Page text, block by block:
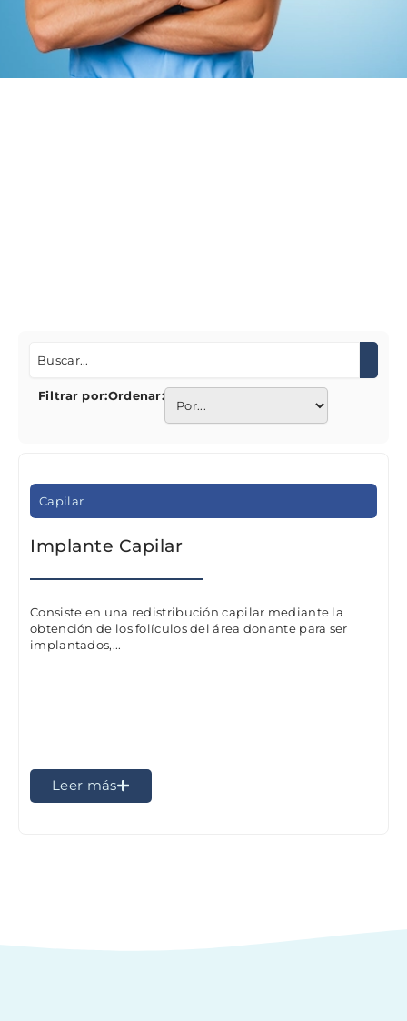
Filtrar por:Ordenar:
Capilar
Implante Capilar
Consiste en una redistribución capilar mediante la
obtención de los folículos del área donante para ser
implantados,...
Leer más